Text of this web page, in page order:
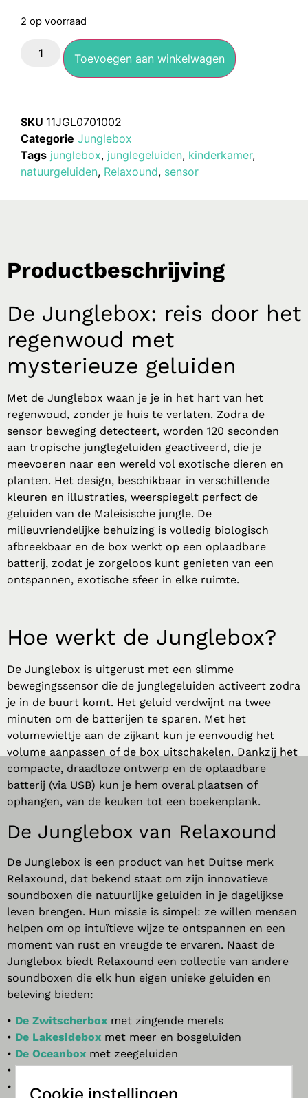
2 op voorraad
Toevoegen aan winkelwagen
SKU 11JGL0701002
Categorie Junglebox
Tags junglebox, junglegeluiden, kinderkamer,
natuurgeluiden, Relaxound, sensor
Productbeschrijving
De Junglebox: reis door het
regenwoud met
mysterieuze geluiden
Met de Junglebox waan je je in het hart van het
regenwoud, zonder je huis te verlaten. Zodra de
sensor beweging detecteert, worden 120 seconden
aan tropische junglegeluiden geactiveerd, die je
meevoeren naar een wereld vol exotische dieren en
planten. Het design, beschikbaar in verschillende
kleuren en illustraties, weerspiegelt perfect de
geluiden van de Maleisische jungle. De
milieuvriendelijke behuizing is volledig biologisch
afbreekbaar en de box werkt op een oplaadbare
batterij, zodat je zorgeloos kunt genieten van een
ontspannen, exotische sfeer in elke ruimte.
Hoe werkt de Junglebox?
De Junglebox is uitgerust met een slimme
bewegingssensor die de junglegeluiden activeert zodra
je in de buurt komt. Het geluid verdwijnt na twee
minuten om de batterijen te sparen. Met het
volumewieltje aan de zijkant kun je eenvoudig het
volume aanpassen of de box uitschakelen. Dankzij het
compacte, draadloze ontwerp en de oplaadbare
batterij (via USB) kun je hem overal plaatsen of
ophangen, van de keuken tot een boekenplank.
De Junglebox van Relaxound
De Junglebox is een product van het Duitse merk
Relaxound, dat bekend staat om zijn innovatieve
soundboxen die natuurlijke geluiden in je dagelijkse
leven brengen. Hun missie is simpel: ze willen mensen
helpen om op intuïtieve wijze te ontspannen en een
moment van rust en vreugde te ervaren. Naast de
Junglebox biedt Relaxound een collectie van andere
soundboxen die elk hun eigen unieke geluiden en
beleving bieden:
• De Zwitscherbox met zingende merels
• De Lakesidebox met meer en bosgeluiden
• De Oceanbox met zeegeluiden
• De Jungleboxmet exotische jungle geluiden
•
De Zirpybox
met weidegeluiden in stereo